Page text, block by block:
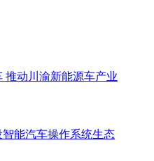
推动川渝新能源车产业
能汽车操作系统生态